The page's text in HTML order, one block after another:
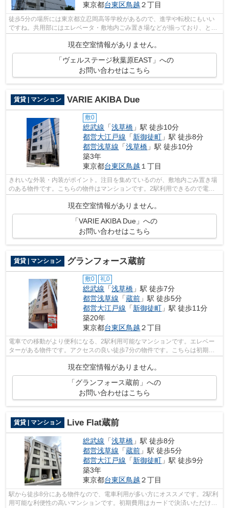
東京都台東区鳥越 ２丁目
徒歩5分の場所には東京都立忍岡高等学校があるので、進学や転校にもいい
ですね。共用部にはエレベータ・敷地内ごみ置き場などが揃っており、とて
も充実しています。外観タイル張りなの...
現在空室情報がありません。
「ヴェルステージ秋葉原EAST」への
お問い合わせはこちら
賃貸 | マンション VARIE AKIBA Due
敷0
総武線 「浅草橋 」駅 徒歩10分
都営大江戸線 「新御徒町 」駅 徒歩8分
都営浅草線 「浅草橋 」駅 徒歩10分
築3年
東京都台東区鳥越 １丁目
きれいな外装・内装がポイント。注目を集めているのが、敷地内ごみ置き場
のある物件です。こちらの物件はマンションです。2駅利用できるので電車
現在空室情報がありません。
「VARIE AKIBA Due」への
お問い合わせはこちら
賃貸 | マンション グランフォース蔵前
敷0 礼0
総武線 「浅草橋 」駅 徒歩7分
都営浅草線 「蔵前 」駅 徒歩5分
都営大江戸線 「新御徒町 」駅 徒歩11分
築20年
東京都台東区鳥越 ２丁目
電車での移動がより便利になる、2駅利用可能なマンションです。エレベー
ターがある物件です。アクセスの良い徒歩7分の物件です。こちらは初期費
現在空室情報がありません。
「グランフォース蔵前」への
お問い合わせはこちら
賃貸 | マンション Live Flat蔵前
総武線 「浅草橋 」駅 徒歩8分
都営浅草線 「蔵前 」駅 徒歩5分
都営大江戸線 「新御徒町 」駅 徒歩9分
築3年
東京都台東区鳥越 ２丁目
駅から徒歩8分にある物件なので、電車利用が多い方にオススメです。2駅利
用可能な利便性の高いマンションです。初期費用はカードで決済いただけま